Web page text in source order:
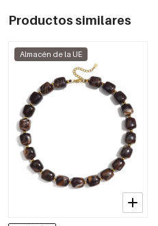
Productos similares
Almacén de la UE